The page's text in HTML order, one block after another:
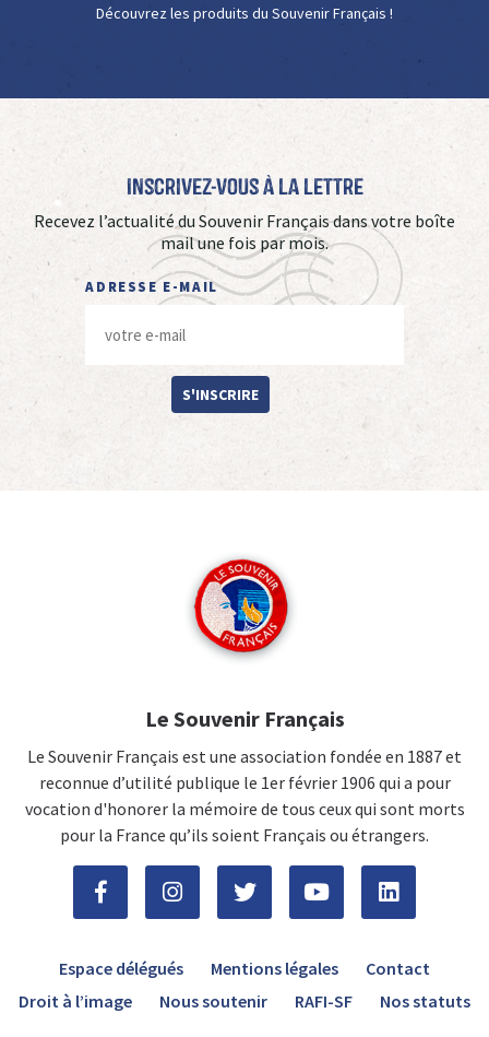
Découvrez les produits du Souvenir Français !
Inscrivez-vous à La Lettre
Recevez l’actualité du Souvenir Français dans votre boîte
mail une fois par mois.
ADRESSE E-MAIL
S'INSCRIRE
Le Souvenir Français
Le Souvenir Français est une association fondée en 1887 et
reconnue d’utilité publique le 1er février 1906 qui a pour
vocation d'honorer la mémoire de tous ceux qui sont morts
pour la France qu’ils soient Français ou étrangers.
Espace délégués Mentions légales
Contact
Droit à l’image
Nous soutenir RAFI-SF Nos statuts